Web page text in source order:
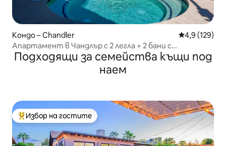
Кондо – Chandler Средна
4,9 (129)
Апартамент в Чандлър с 2 легла + 2 бани с
хидромасажна вана и басейн
Подходящи за семейства къщи под
наем
Най-популярен избор на гостите
Избор на гостите